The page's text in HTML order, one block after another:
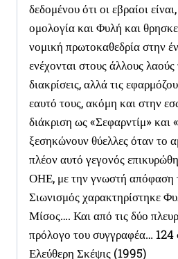
δεδομένου ότι οι εβραίοι
ομολογία και Φυλή και
νομική πρωτοκαθεδρία στην
ενέχονται στους άλλους λαούς
διακρίσεις, αλλά τις
εαυτό τους, ακόμη και στην
διάκριση ως «Σεφαρντίμ» και
ξεσηκώνουν θύελλες όταν το
πλέον αυτό γεγονός
ΟΗΕ, με την γνωστή απόφαση
Σιωνισμός χαρακτηρίστηκε
Μίσος…. Και από τις δύο
πρόλογο του συγγραφέα… 124
Ελεύθερη Σκέψις (1995)